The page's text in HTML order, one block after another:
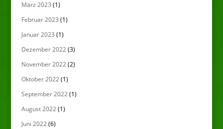
März 2023 (1)
Februar 2023 (1)
Januar 2023 (1)
Dezember 2022(3)
November 2022(2)
Oktober 2022(1)
September 2022(1)
August 2022(1)
Juni 2022(6)